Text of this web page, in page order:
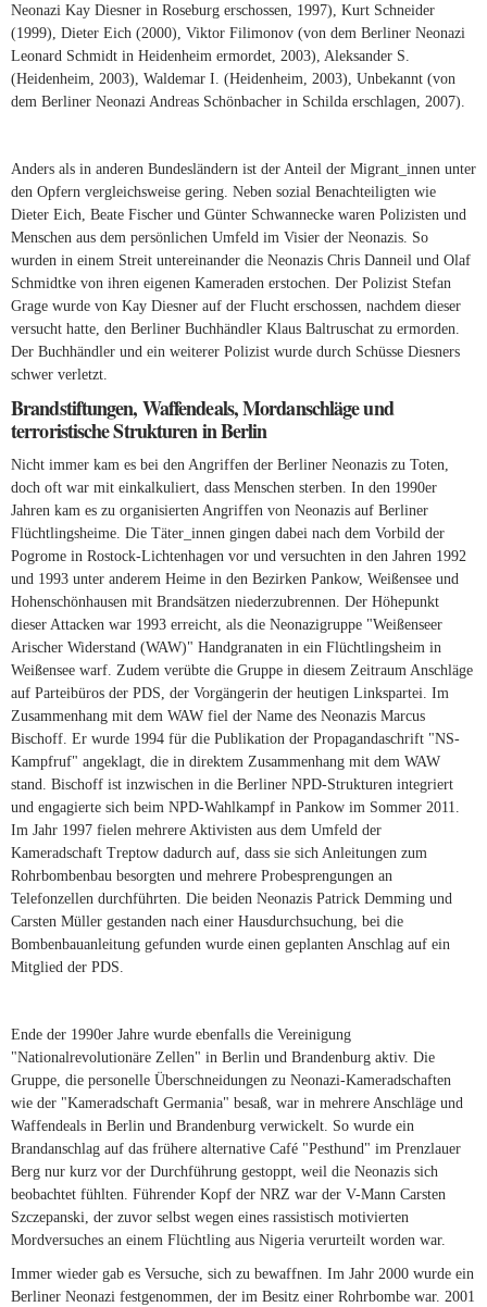
Neonazi Kay Diesner in Roseburg erschossen, 1997), Kurt Schneider
(1999), Dieter Eich (2000), Viktor Filimonov (von dem Berliner Neonazi
Leonard Schmidt in Heidenheim ermordet, 2003), Aleksander S.
(Heidenheim, 2003), Waldemar I. (Heidenheim, 2003), Unbekannt (von
dem Berliner Neonazi Andreas Schönbacher in Schilda erschlagen, 2007).
Anders als in anderen Bundesländern ist der Anteil der Migrant_innen unter
den Opfern vergleichsweise gering. Neben sozial Benachteiligten wie
Dieter Eich, Beate Fischer und Günter Schwannecke waren Polizisten und
Menschen aus dem persönlichen Umfeld im Visier der Neonazis. So
wurden in einem Streit untereinander die Neonazis Chris Danneil und Olaf
Schmidtke von ihren eigenen Kameraden erstochen. Der Polizist Stefan
Grage wurde von Kay Diesner auf der Flucht erschossen, nachdem dieser
versucht hatte, den Berliner Buchhändler Klaus Baltruschat zu ermorden.
Der Buchhändler und ein weiterer Polizist wurde durch Schüsse Diesners
schwer verletzt.
Brandstiftungen, Waffendeals, Mordanschläge und
terroristische Strukturen in Berlin
Nicht immer kam es bei den Angriffen der Berliner Neonazis zu Toten,
doch oft war mit einkalkuliert, dass Menschen sterben. In den 1990er
Jahren kam es zu organisierten Angriffen von Neonazis auf Berliner
Flüchtlingsheime. Die Täter_innen gingen dabei nach dem Vorbild der
Pogrome in Rostock-Lichtenhagen vor und versuchten in den Jahren 1992
und 1993 unter anderem Heime in den Bezirken Pankow, Weißensee und
Hohenschönhausen mit Brandsätzen niederzubrennen. Der Höhepunkt
dieser Attacken war 1993 erreicht, als die Neonazigruppe "Weißenseer
Arischer Widerstand (WAW)" Handgranaten in ein Flüchtlingsheim in
Weißensee warf. Zudem verübte die Gruppe in diesem Zeitraum Anschläge
auf Parteibüros der PDS, der Vorgängerin der heutigen Linkspartei. Im
Zusammenhang mit dem WAW fiel der Name des Neonazis Marcus
Bischoff. Er wurde 1994 für die Publikation der Propagandaschrift "NS-
Kampfruf" angeklagt, die in direktem Zusammenhang mit dem WAW
stand. Bischoff ist inzwischen in die Berliner NPD-Strukturen integriert
und engagierte sich beim NPD-Wahlkampf in Pankow im Sommer 2011.
Im Jahr 1997 fielen mehrere Aktivisten aus dem Umfeld der
Kameradschaft Treptow dadurch auf, dass sie sich Anleitungen zum
Rohrbombenbau besorgten und mehrere Probesprengungen an
Telefonzellen durchführten. Die beiden Neonazis Patrick Demming und
Carsten Müller gestanden nach einer Hausdurchsuchung, bei die
Bombenbauanleitung gefunden wurde einen geplanten Anschlag auf ein
Mitglied der PDS.
Ende der 1990er Jahre wurde ebenfalls die Vereinigung
"Nationalrevolutionäre Zellen" in Berlin und Brandenburg aktiv. Die
Gruppe, die personelle Überschneidungen zu Neonazi-Kameradschaften
wie der "Kameradschaft Germania" besaß, war in mehrere Anschläge und
Waffendeals in Berlin und Brandenburg verwickelt. So wurde ein
Brandanschlag auf das frühere alternative Café "Pesthund" im Prenzlauer
Berg nur kurz vor der Durchführung gestoppt, weil die Neonazis sich
beobachtet fühlten. Führender Kopf der NRZ war der V-Mann Carsten
Szczepanski, der zuvor selbst wegen eines rassistisch motivierten
Mordversuches an einem Flüchtling aus Nigeria verurteilt worden war.
Immer wieder gab es Versuche, sich zu bewaffnen. Im Jahr 2000 wurde ein
Berliner Neonazi festgenommen, der im Besitz einer Rohrbombe war. 2001